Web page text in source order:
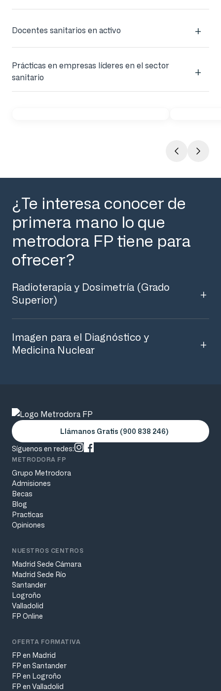
Docentes sanitarios en activo
Prácticas en empresas líderes en el sector
sanitario
¿Te interesa conocer de
primera mano lo que
metrodora FP tiene para
ofrecer?
Radioterapia y Dosimetría (Grado
Superior)
Imagen para el Diagnóstico y
Medicina Nuclear
Llámanos Gratis (900 838 246)
Síguenos en redes:
METRODORA FP
Grupo Metrodora
Admisiones
Becas
Blog
Practicas
Opiniones
NUESTROS CENTROS
Madrid Sede Cámara
Madrid Sede Río
Santander
Logroño
Valladolid
FP Online
OFERTA FORMATIVA
FP en Madrid
FP en Santander
FP en Logroño
FP en Valladolid